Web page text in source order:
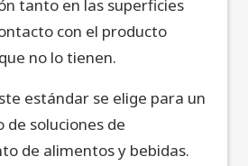
tanto en las superficies
con el producto
no lo tienen.
estándar se elige para un
de soluciones de
de alimentos y bebidas.